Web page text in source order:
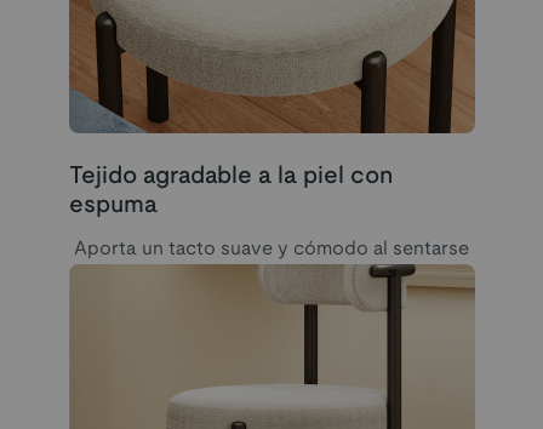
Tejido agradable a la piel con
espuma
Aporta un tacto suave y cómodo al sentarse